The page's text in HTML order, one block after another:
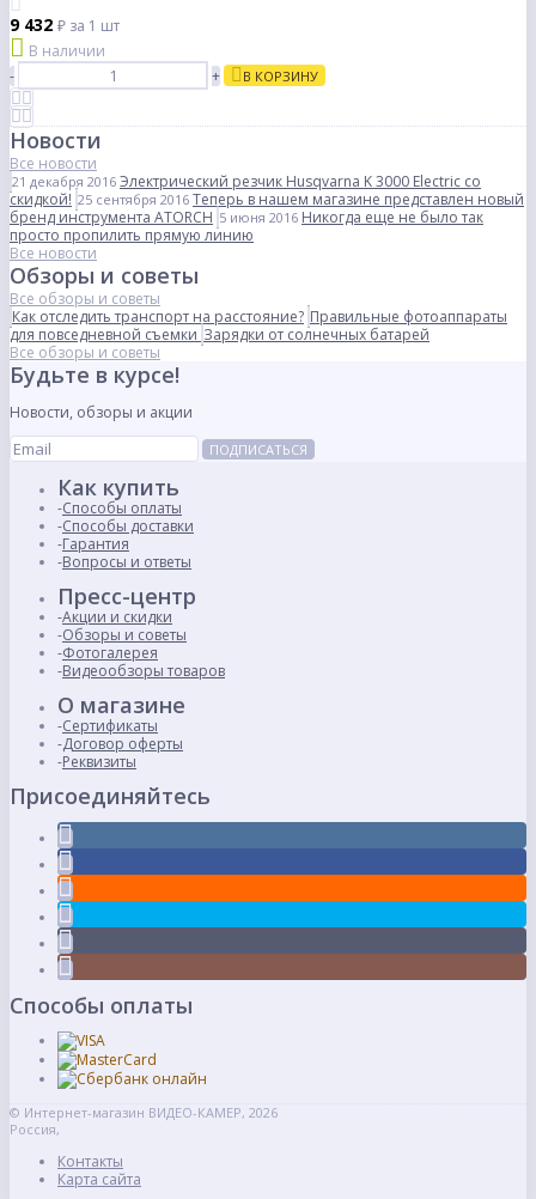
9 432 ₽ за 1 шт
В наличии
-
+ В КОРЗИНУ
Новости
Все новости
21 декабря 2016 Электрический резчик Husqvarna K 3000 Electric со
скидкой! 25 сентября 2016 Теперь в нашем магазине представлен новый
бренд инструмента ATORCH 5 июня 2016 Никогда еще не было так
просто пропилить прямую линию
Все новости
Обзоры и советы
Все обзоры и советы
Как отследить транспорт на расстояние? Правильные фотоаппараты
для повседневной съемки Зарядки от солнечных батарей
Все обзоры и советы
Будьте в курсе!
Новости, обзоры и акции
ПОДПИСАТЬСЯ
Как купить
Способы оплаты
Способы доставки
Гарантия
Вопросы и ответы
Пресс-центр
Акции и скидки
Обзоры и советы
Фотогалерея
Видеообзоры товаров
О магазине
Сертификаты
Договор оферты
Реквизиты
Присоединяйтесь
Способы оплаты
© Интернет-магазин ВИДЕО-КАМЕР, 2026
Россия,
Контакты
Карта сайта